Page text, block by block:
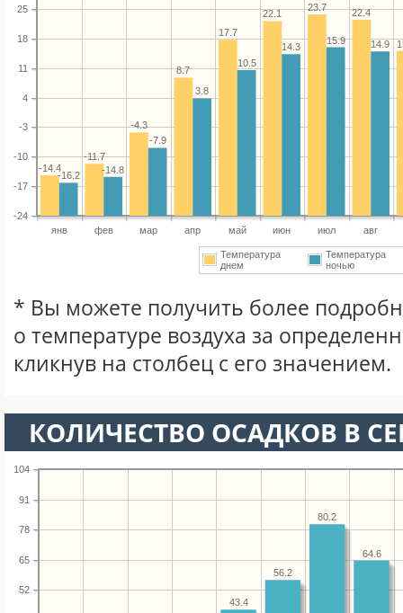
янв фев мар апр май июн июл авг
-24
-17
-10
-3
4
11
18
25 22.4
23.7
22.1
17.7
8.7
-4.3
-11.7
-14.4
14.9
15.9
14.3
10.5
3.8
-7.9
-14.8
-16.2
Температура
днем
Температура
ночью
* Вы можете получить более
о температуре воздуха за
кликнув на столбец с его значением.
КОЛИЧЕСТВО ОСАДКОВ В
52
65
78
91
104
64.6
80.2
56.2
43.4